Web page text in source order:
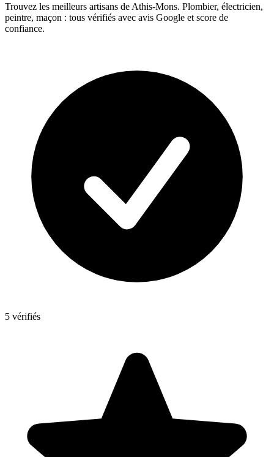
Trouvez les meilleurs artisans de Athis-Mons. Plombier, électricien,
peintre, maçon : tous vérifiés avec avis Google et score de
confiance.
5 vérifiés